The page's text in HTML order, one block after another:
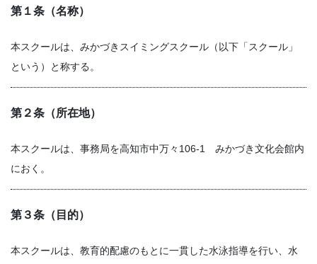
第１条（名称）
本スクールは、みかづきスイミングスクール（以下「スクール」
という）と称する。
第２条（所在地）
本スクールは、事務局を高知市中万々106-1 みかづき文化会館内
におく。
第３条（目的）
本スクールは、教育的配慮のもとに一貫した水泳指導を行い、水